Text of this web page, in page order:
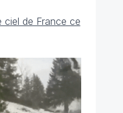
ciel de France ce